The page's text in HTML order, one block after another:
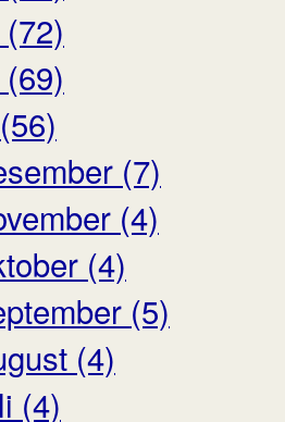
(7)
(4)
(4)
(5)
(4)
(4)